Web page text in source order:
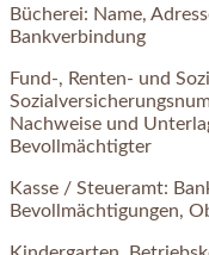
Bücherei: Name,
Bankverbindung
Fund-, Renten- und
Nachweise und
Bevollmächtigter
Kasse / Steueramt:
Bevollmächtigungen,